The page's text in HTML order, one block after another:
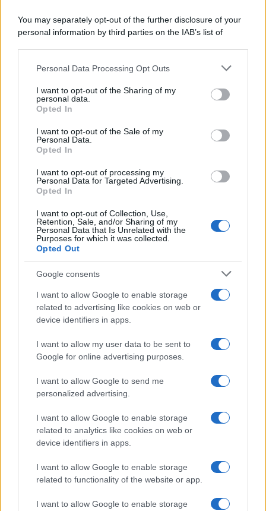
You may separately opt-out of the further disclosure of your
personal information by third parties on the IAB’s list of
This information may also be disclosed by us to third parties
disclose it to other third parties.
Please note that this website/app uses one or more Google
services and may gather and store information including but
not limited to your visit or usage behaviour. You may click to
grant or deny consent to Google and its third-party tags to
consent section.
Personal Data Processing Opt Outs
I want to opt-out of the Sharing of my
personal data.
Opted In
I want to opt-out of the Sale of my
Personal Data.
Opted In
I want to opt-out of processing my
Personal Data for Targeted Advertising.
Opted In
I want to opt-out of Collection, Use,
Retention, Sale, and/or Sharing of my
Personal Data that Is Unrelated with the
Purposes for which it was collected.
Opted Out
Google consents
I want to allow Google to enable storage
related to advertising like cookies on web or
device identifiers in apps.
I want to allow my user data to be sent to
Google for online advertising purposes.
I want to allow Google to send me
personalized advertising.
I want to allow Google to enable storage
related to analytics like cookies on web or
device identifiers in apps.
I want to allow Google to enable storage
related to functionality of the website or app.
I want to allow Google to enable storage